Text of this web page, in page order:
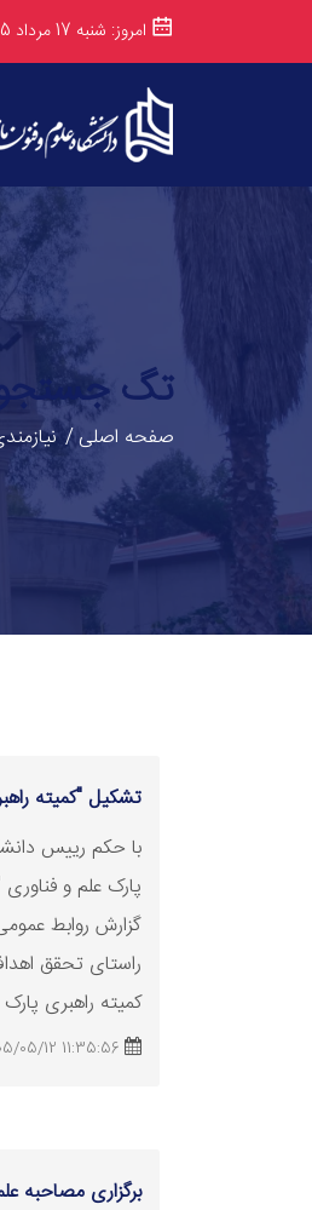
امروز: شنبه 17 مرداد 1405
تگ
صفحه اصلی
تشکیل "کمیته
با حکم رییس
پارک علم وفناوری
گزارش روابط
راستای تحقق
کمیته راهبری
11:35:56 1405/05/12
برگزاری مصاحبه